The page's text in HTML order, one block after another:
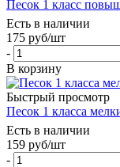
Песок 1 класс
Есть в наличии
175 руб/шт
-
В корзину
Быстрый просмотр
Песок 1 класса
Есть в наличии
159 руб/шт
-